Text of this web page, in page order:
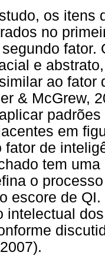
os itens
no
fator.
e
ao fator
& McGrew,
em
fator de
tem
o
escore de
intelectual